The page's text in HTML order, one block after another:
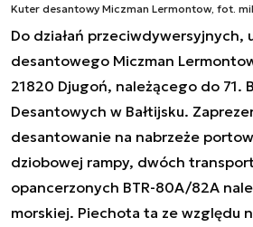
Kuter desantowy Miczman Lermontow, fot.
Do działań przeciwdywersyjnych,
desantowego Miczman
21820 Djugoń, należącego do 71.
Desantowych w Bałtijsku.
desantowanie na nabrzeże
dziobowej rampy, dwóch
opancerzonych BTR-80A/82A
morskiej. Piechota ta ze względu